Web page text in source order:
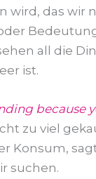
das wir
all die
ist.
because
zu viel
Konsum,
suchen.